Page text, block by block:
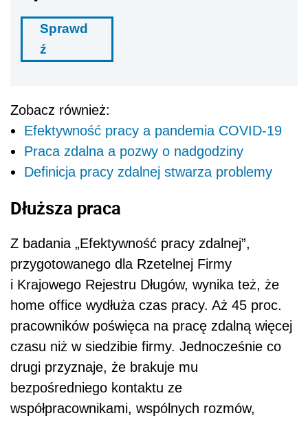
Dłuższa praca
Z badania „Efektywność pracy zdalnej”,
home office wydłuża czas pracy. Aż 45 proc.
pracowników poświęca na pracę zdalną więcej
czasu niż w siedzibie firmy. Jednocześnie co
drugi przyznaje, że brakuje mu
bezpośredniego kontaktu ze
współpracownikami, wspólnych rozmów,
spotkań na korytarzu czy w firmowej stołówce,
a 39 proc. czuje wyraźną potrzebę regularnych
spotkań.
Dalszy ciąg materiału pod wideo